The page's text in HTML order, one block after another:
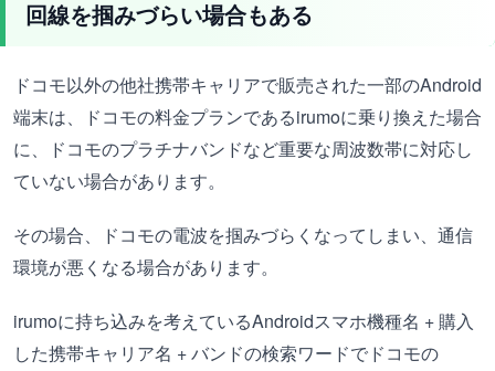
回線を掴みづらい場合もある
ドコモ以外の他社携帯キャリアで販売された一部のAndroid
端末は、ドコモの料金プランであるirumoに乗り換えた場合
に、ドコモのプラチナバンドなど重要な周波数帯に対応し
ていない場合があります。
その場合、ドコモの電波を掴みづらくなってしまい、通信
環境が悪くなる場合があります。
irumoに持ち込みを考えているAndroidスマホ機種名 + 購入
した携帯キャリア名 + バンドの検索ワードでドコモの